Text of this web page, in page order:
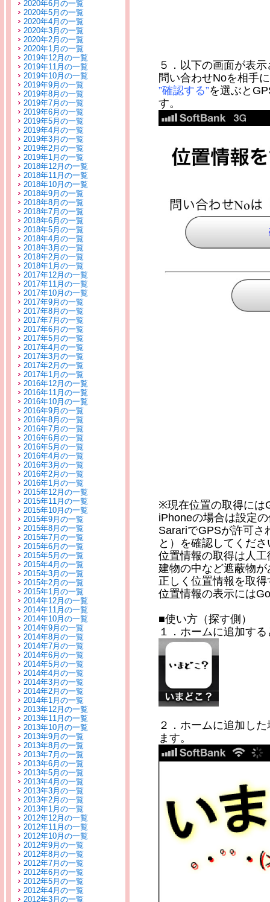
2020年6月の一覧
2020年5月の一覧
2020年4月の一覧
2020年3月の一覧
2020年2月の一覧
2020年1月の一覧
2019年12月の一覧
2019年11月の一覧
2019年10月の一覧
2019年9月の一覧
2019年8月の一覧
2019年7月の一覧
2019年6月の一覧
2019年5月の一覧
2019年4月の一覧
2019年3月の一覧
2019年2月の一覧
2019年1月の一覧
2018年12月の一覧
2018年11月の一覧
2018年10月の一覧
2018年9月の一覧
2018年8月の一覧
2018年7月の一覧
2018年6月の一覧
2018年5月の一覧
2018年4月の一覧
2018年3月の一覧
2018年2月の一覧
2018年1月の一覧
2017年12月の一覧
2017年11月の一覧
2017年10月の一覧
2017年9月の一覧
2017年8月の一覧
2017年7月の一覧
2017年6月の一覧
2017年5月の一覧
2017年4月の一覧
2017年3月の一覧
2017年2月の一覧
2017年1月の一覧
2016年12月の一覧
2016年11月の一覧
2016年10月の一覧
2016年9月の一覧
2016年8月の一覧
2016年7月の一覧
2016年6月の一覧
2016年5月の一覧
2016年4月の一覧
2016年3月の一覧
2016年2月の一覧
2016年1月の一覧
2015年12月の一覧
2015年11月の一覧
2015年10月の一覧
2015年9月の一覧
2015年8月の一覧
2015年7月の一覧
2015年6月の一覧
2015年5月の一覧
2015年4月の一覧
2015年3月の一覧
2015年2月の一覧
2015年1月の一覧
2014年12月の一覧
2014年11月の一覧
2014年10月の一覧
2014年9月の一覧
2014年8月の一覧
2014年7月の一覧
2014年6月の一覧
2014年5月の一覧
2014年4月の一覧
2014年3月の一覧
2014年2月の一覧
2014年1月の一覧
2013年12月の一覧
2013年11月の一覧
2013年10月の一覧
2013年9月の一覧
2013年8月の一覧
2013年7月の一覧
2013年6月の一覧
2013年5月の一覧
2013年4月の一覧
2013年3月の一覧
2013年2月の一覧
2013年1月の一覧
2012年12月の一覧
2012年11月の一覧
2012年10月の一覧
2012年9月の一覧
2012年8月の一覧
2012年7月の一覧
2012年6月の一覧
2012年5月の一覧
2012年4月の一覧
2012年3月の一覧
５．以下の画面が表
問い合わせNoを相手
”確認する”を選ぶと
す。
※現在位置の取得には
iPhoneの場合は設定
SarariでGPSが許可さ
と）を確認してくださ
位置情報の取得は人
建物の中など遮蔽物が
正しく位置情報を取
位置情報の表示には
■使い方（探す側）
１．ホームに追加す
２．ホームに追加し
ます。